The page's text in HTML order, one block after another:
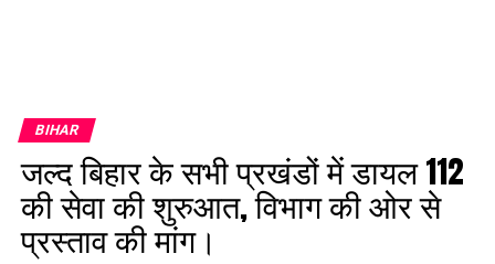
BIHAR
जल्द बिहार के सभी प्रखंडों में डायल 112
की सेवा की शुरुआत, विभाग की ओर से
प्रस्ताव की मांग।